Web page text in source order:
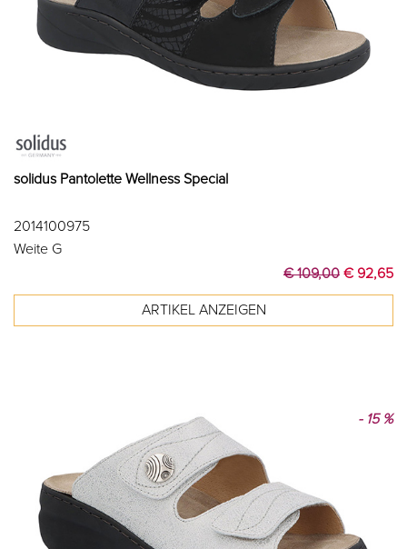
solidus Pantolette Wellness Special
2014100975
Weite G
€ 109,00 € 92,65
- 15 %